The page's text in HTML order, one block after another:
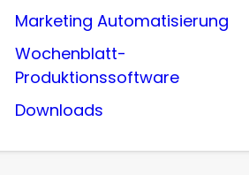
Marketing Automatisierung
Wochenblatt-
Produktionssoftware
Downloads